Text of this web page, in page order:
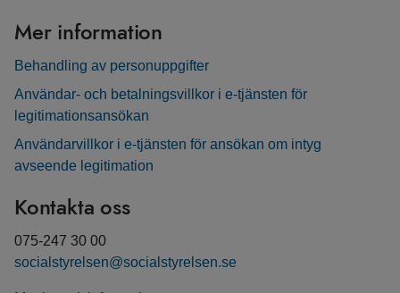
Mer information
Behandling av personuppgifter
Användar- och betalningsvillkor i e-tjänsten för
legitimationsansökan
Användarvillkor i e-tjänsten för ansökan om intyg
avseende legitimation
Kontakta oss
075-247 30 00
socialstyrelsen@socialstyrelsen.se